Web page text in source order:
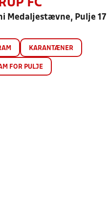
FC
Medaljestævne, Pulje 17
KARANTÆNER
FOR PULJE